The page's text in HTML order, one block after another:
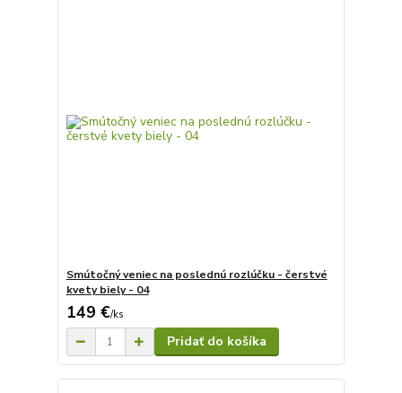
Smútočný veniec na poslednú rozlúčku - čerstvé
kvety biely - 04
149 €/ks
Pridať do košíka